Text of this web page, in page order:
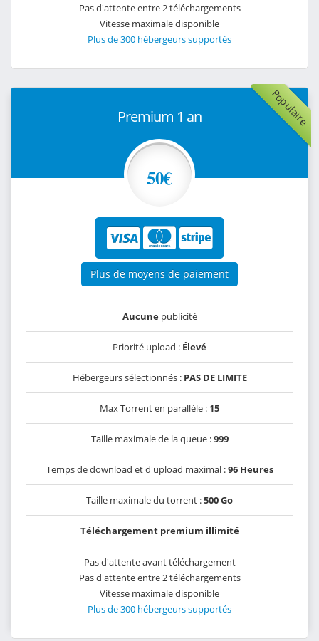
Pas d'attente entre 2 téléchargements
Vitesse maximale disponible
Plus de 300 hébergeurs supportés
Populaire
Premium 1 an
50€
Plus de moyens de paiement
Aucunepublicité
Priorité upload : Élevé
Hébergeurs sélectionnés : PAS DE LIMITE
Max Torrent en parallèle : 15
Taille maximale de la queue :999
Temps de download et d'upload maximal :96 Heures
Taille maximale du torrent :500 Go
Téléchargement premium illimité
Pas d'attente avant téléchargement
Pas d'attente entre 2 téléchargements
Vitesse maximale disponible
Plus de 300 hébergeurs supportés